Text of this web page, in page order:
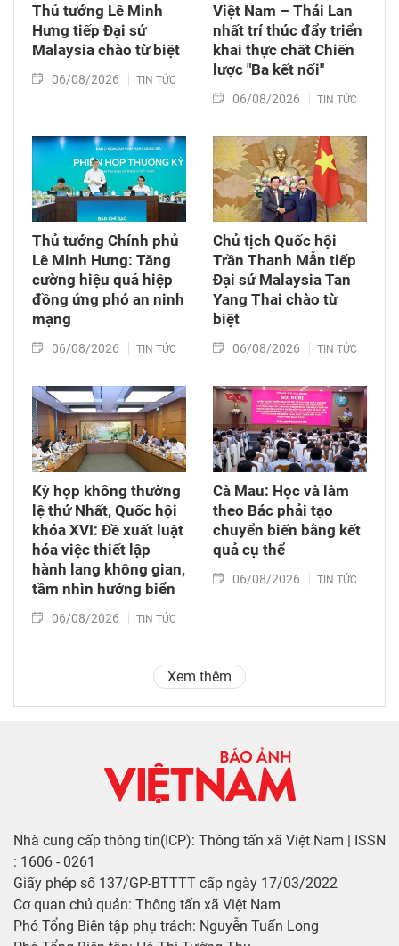
Thủ tướng Lê Minh
Hưng tiếp Đại sứ
Malaysia chào từ biệt
06/08/2026 TIN TỨC
Việt Nam – Thái Lan
nhất trí thúc đẩy triển
khai thực chất Chiến
lược "Ba kết nối"
06/08/2026 TIN TỨC
Thủ tướng Chính phủ
Lê Minh Hưng: Tăng
cường hiệu quả hiệp
đồng ứng phó an ninh
mạng
06/08/2026 TIN TỨC
Chủ tịch Quốc hội
Trần Thanh Mẫn tiếp
Đại sứ Malaysia Tan
Yang Thai chào từ
biệt
06/08/2026 TIN TỨC
Kỳ họp không thường
lệ thứ Nhất, Quốc hội
khóa XVI: Đề xuất luật
hóa việc thiết lập
hành lang không gian,
tầm nhìn hướng biển
06/08/2026 TIN TỨC
Cà Mau: Học và làm
theo Bác phải tạo
chuyển biến bằng kết
quả cụ thể
06/08/2026 TIN TỨC
Xem thêm
Nhà cung cấp thông tin(ICP): Thông tấn xã Việt Nam | ISSN
: 1606 - 0261
Giấy phép số 137/GP-BTTTT cấp ngày 17/03/2022
Cơ quan chủ quản: Thông tấn xã Việt Nam
Phó Tổng Biên tập phụ trách: Nguyễn Tuấn Long